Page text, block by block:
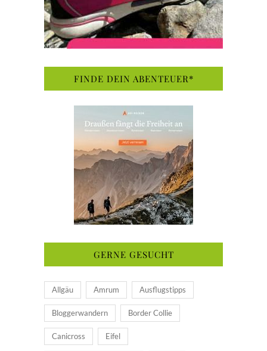
FINDE DEIN ABENTEUER*
GERNE GESUCHT
Allgäu Amrum Ausflugstipps
Bloggerwandern Border Collie
Canicross Eifel